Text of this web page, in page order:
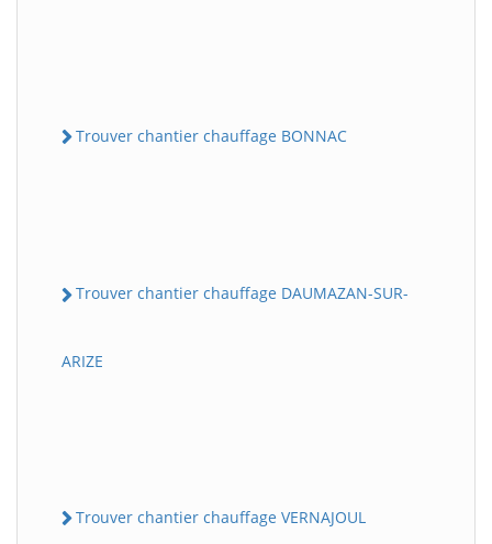
Trouver chantier chauffage BONNAC
Trouver chantier chauffage DAUMAZAN-SUR-
ARIZE
Trouver chantier chauffage VERNAJOUL